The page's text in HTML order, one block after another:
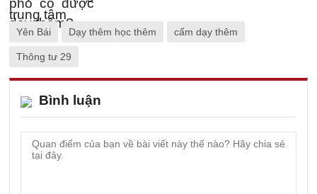
Yên Bái Dạy thêm học thêm cấm dạy thêm
Thông tư 29
Bình luận